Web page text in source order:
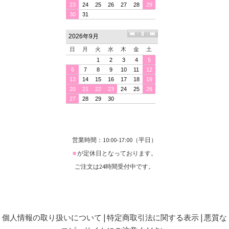
営業時間：10:00-17:00（平日）
■が定休日となっております。
ご注文は24時間受付中です。
個人情報の取り扱いについて 特定商取引法に関する表示 悪質な